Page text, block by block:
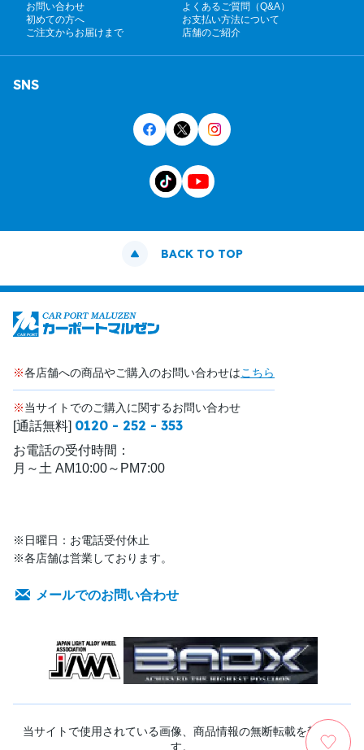
お問い合わせ
よくあるご質問（Q&A）
初めての方へ
お支払い方法について
ご注文からお届けまで
店舗のご紹介
SNS
BACK TO TOP
※各店舗への商品やご購入のお問い合わせはこちら
※当サイトでのご購入に関するお問い合わせ
[通話無料] 0120 - 252 - 353
お電話の受付時間：
月～土 AM10:00～PM7:00
※日曜日：お電話受付休止
※各店舗は営業しております。
メールでのお問い合わせ
当サイトで使用されている画像、商品情報の無断転載を禁じま
す。